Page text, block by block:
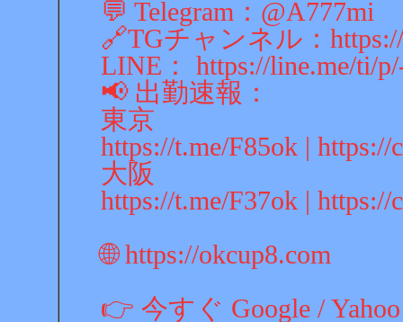
💬 Telegram：@A777mi
🔗TGチャンネル：
LINE： https://line.me/ti/
📢 出勤速報：
東京
https://t.me/F85ok | https://
大阪
https://t.me/F37ok | https://
🌐 https://okcup8.com
👉 今すぐ Google /